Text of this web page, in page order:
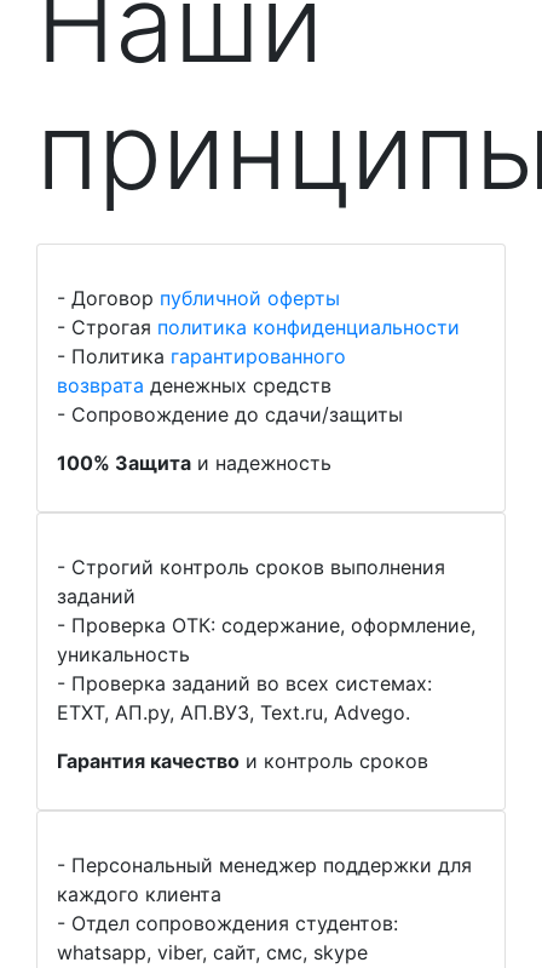
- Договор публичной оферты
- Строгая политика конфиденциальности
- Политика гарантированного
возврата денежных средств
- Сопровождение до сдачи/защиты
100% Защита и надежность
- Строгий контроль сроков выполнения
заданий
- Проверка ОТК: содержание, оформление,
уникальность
- Проверка заданий во всех системах:
ETXT, АП.ру, АП.ВУЗ, Text.ru, Advego.
Гарантия качество и контроль сроков
- Персональный менеджер поддержки для
каждого клиента
- Отдел сопровождения студентов:
whatsapp, viber, сайт, смс, skype